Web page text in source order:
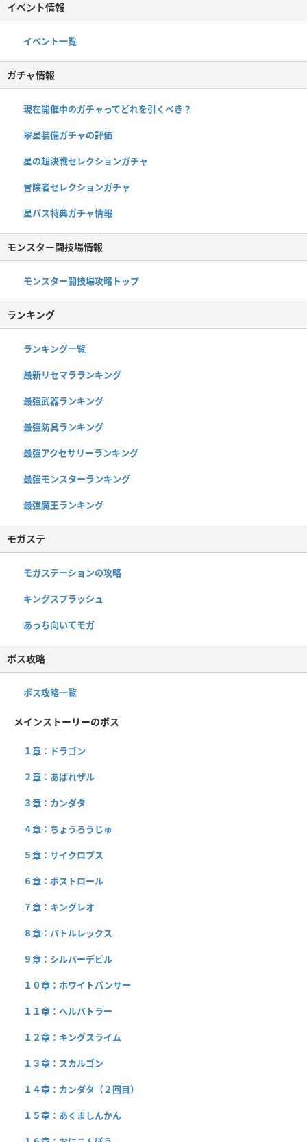
イベント情報
イベント一覧
ガチャ情報
現在開催中のガチャってどれを引くべき？
翠星装備ガチャの評価
星の超決戦セレクションガチャ
冒険者セレクションガチャ
星パス特典ガチャ情報
モンスター闘技場情報
モンスター闘技場攻略トップ
ランキング
ランキング一覧
最新リセマラランキング
最強武器ランキング
最強防具ランキング
最強アクセサリーランキング
最強モンスターランキング
最強魔王ランキング
モガステ
モガステーションの攻略
キングスプラッシュ
あっち向いてモガ
ボス攻略
ボス攻略一覧
メインストーリーのボス
１章：ドラゴン
２章：あばれザル
３章：カンダタ
４章：ちょうろうじゅ
５章：サイクロプス
６章：ボストロール
７章：キングレオ
８章：バトルレックス
９章：シルバーデビル
１０章：ホワイトパンサー
１１章：ヘルバトラー
１２章：キングスライム
１３章：スカルゴン
１４章：カンダタ（２回目）
１５章：あくましんかん